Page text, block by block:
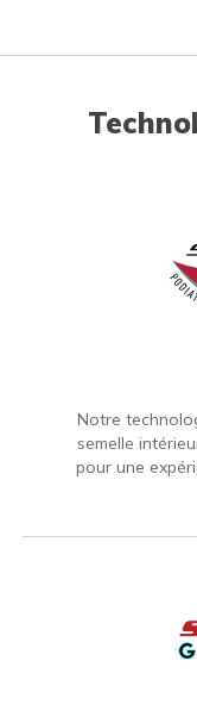
Notre
semelle
pour une